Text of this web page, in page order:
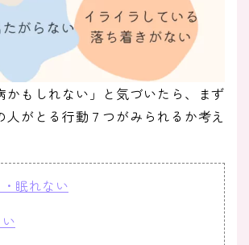
かもしれない」と気づいたら、まず
人がとる行動７つがみられるか考え
眠れない